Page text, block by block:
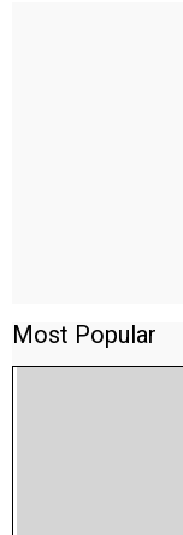
Most Popular